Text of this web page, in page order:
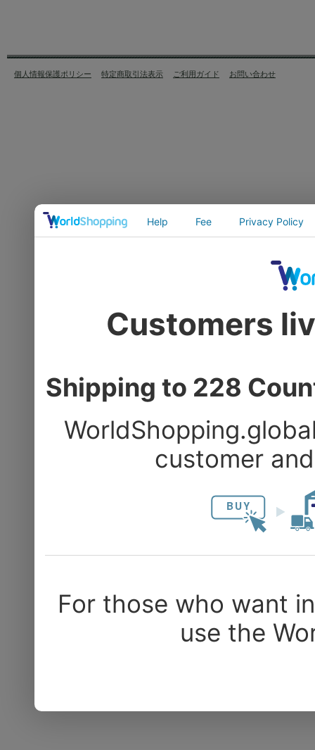
個人情報保護ポリシー 特定商取引法表示 ご利用ガイド お問い合わせ